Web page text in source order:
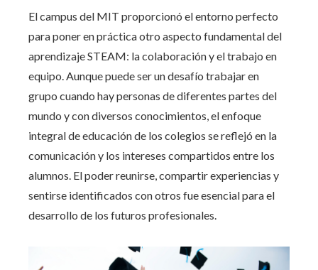
El campus del MIT proporcionó el entorno perfecto
para poner en práctica otro aspecto fundamental del
aprendizaje STEAM: la colaboración y el trabajo en
equipo. Aunque puede ser un desafío trabajar en
grupo cuando hay personas de diferentes partes del
mundo y con diversos conocimientos, el enfoque
integral de educación de los colegios se reflejó en la
comunicación y los intereses compartidos entre los
alumnos. El poder reunirse, compartir experiencias y
sentirse identificados con otros fue esencial para el
desarrollo de los futuros profesionales.